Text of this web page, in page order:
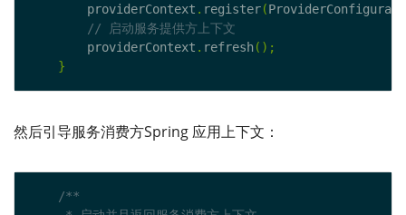
        providerContext
. register(
        providerContext
. refresh();
}
然后引导服务消费方Spring 应用上下文：